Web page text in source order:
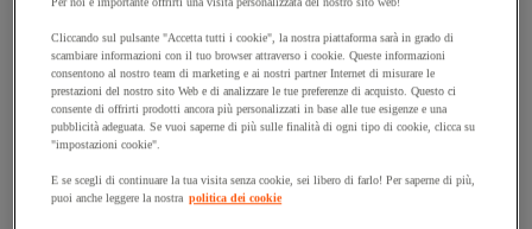
Cucitrice per imballaggio
Nastro adesivo in polipropilene
Nastro adesivo in PVC
Nastro adesivo personalizzabile
Nastro adesivo specifico
Pistola per colla
Spago
Cliccando sul pulsante "Accetta tutti i cookie", la nostra piattaforma sarà in grado di
scambiare informazioni con il tuo browser attraverso i cookie. Queste informazioni
consentono al nostro team di marketing e ai nostri partner Internet di misurare le
prestazioni del nostro sito Web e di analizzare le tue preferenze di acquisto. Questo ci
consente di offrirti prodotti ancora più personalizzati in base alle tue esigenze e una
pubblicità adeguata. Se vuoi saperne di più sulle finalità di ogni tipo di cookie, clicca su
"impostazioni cookie".
E se scegli di continuare la tua visita senza cookie, sei libero di farlo! Per saperne di più,
puoi anche leggere la nostra politica dei cookie